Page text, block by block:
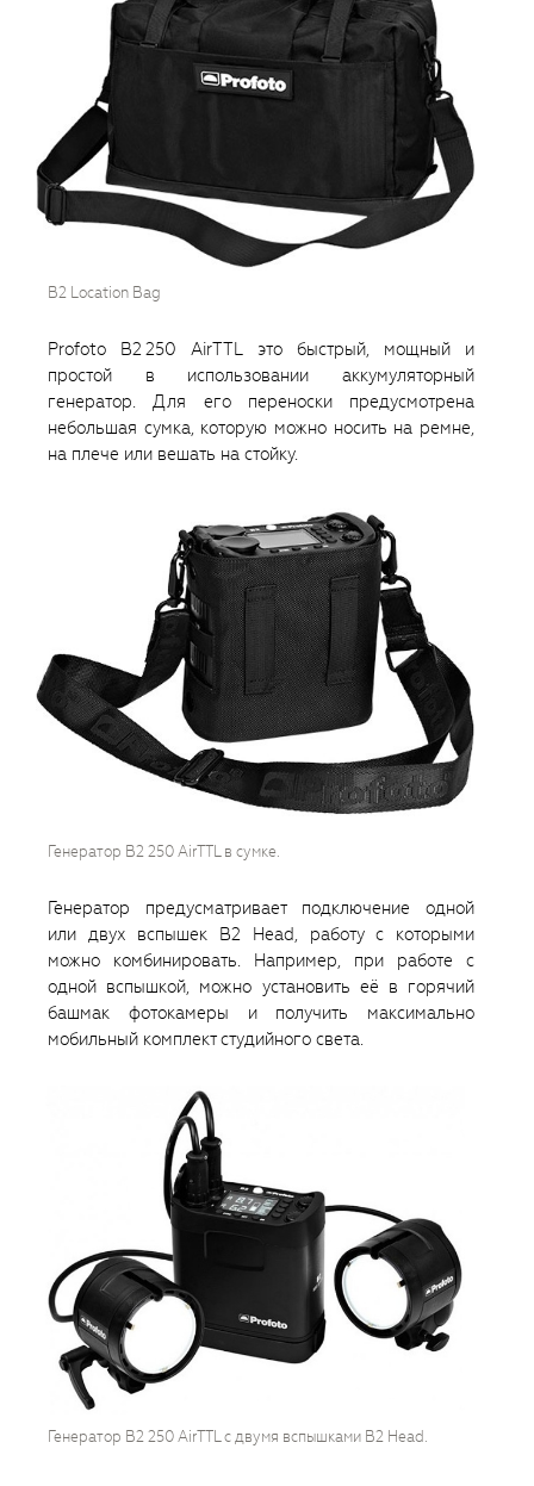
B2 Location Bag
Profoto B2 250 AirTTL это быстрый, мощный и
простой в использовании аккумуляторный
генератор. Для его переноски предусмотрена
небольшая сумка, которую можно носить на ремне,
на плече или вешать на стойку.
Генератор B2 250 AirTTL в сумке.
Генератор предусматривает подключение одной
или двух вспышек B2 Head, работу с которыми
можно комбинировать. Например, при работе с
одной вспышкой, можно установить её в горячий
башмак фотокамеры и получить максимально
мобильный комплект студийного света.
Генератор B2 250 AirTTL с двумя вспышками B2 Head.